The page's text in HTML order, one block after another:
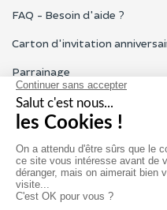
FAQ - Besoin d'aide ?
Carton d'invitation
Parrainage
Tous les avis Funbooker
Particuliers,
Notre service client est